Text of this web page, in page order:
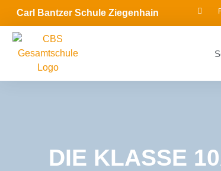
Carl Bantzer Schule Ziegenhain
DIE KLASSE